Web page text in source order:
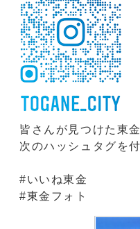
皆さんが見つけた東
次のハッシュタグを
#いいね東金
#東金フォト